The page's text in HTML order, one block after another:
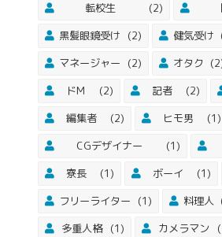
転校生
(2)
黒髪眼鏡受け
(2) 健気受け
マネージャー
(2) オタク
ドM
(2) 記者 (2)
編集者
(2) ヒモ男 (1)
CGデザイナー
(1)
寮長
(1) ボーイ (1)
フリーライター
(1) 料理人
多重人格
(1) カメラマン